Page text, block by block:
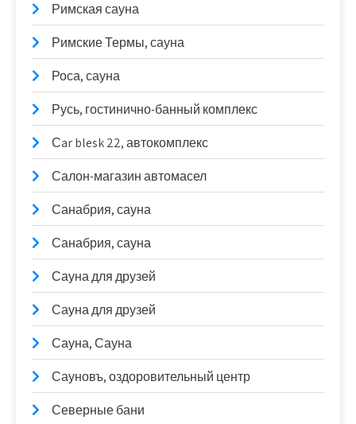
Римская сауна
Римские Термы, сауна
Роса, сауна
Русь, гостинично-банный комплекс
Сar blesk 22, автокомплекс
Салон-магазин автомасел
Санабрия, сауна
Санабрия, сауна
Сауна для друзей
Сауна для друзей
Сауна, Сауна
Сауновъ, оздоровительный центр
Северные бани